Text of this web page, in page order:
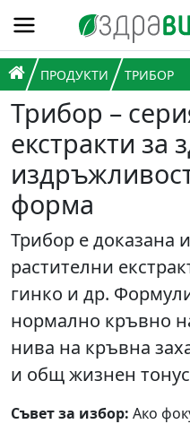
Премини към
Горна навигация
Главна
НАЧАЛО
ПРОДУКТИ ТРИБОР
Трибор –
екстракти за
форма
Трибор е доказана
растителни
гинко и др.
нормално кръвно
нива на кръвна
и общ жизнен
Съвет за избор: Ако